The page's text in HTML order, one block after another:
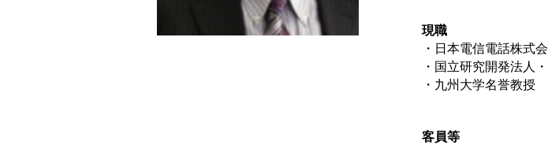
現職
・日本電信電話株式
・国立研究開発法人
・九州大学名誉教授
客員等